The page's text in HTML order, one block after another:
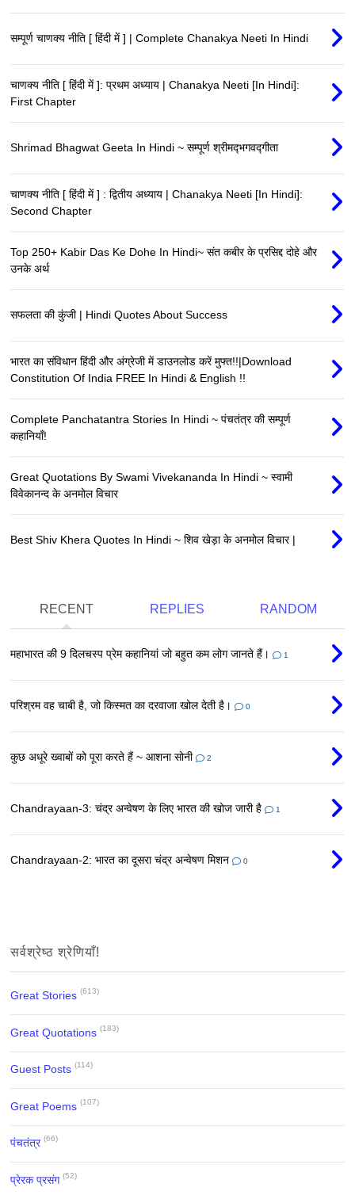
सम्पूर्ण चाणक्य नीति [ हिंदी में ] | Complete Chanakya Neeti In Hindi
चाणक्य नीति [ हिंदी में ]: प्रथम अध्याय | Chanakya Neeti [In Hindi]:
First Chapter
Shrimad Bhagwat Geeta In Hindi ~ सम्पूर्ण श्रीमद्‍भगवद्‍गीता
चाणक्य नीति [ हिंदी में ] : द्वितीय अध्याय | Chanakya Neeti [In Hindi]:
Second Chapter
Top 250+ Kabir Das Ke Dohe In Hindi~ संत कबीर के प्रसिद्द दोहे और
उनके अर्थ
सफलता की कुंजी | Hindi Quotes About Success
भारत का संविधान हिंदी और अंग्रेजी में डाउनलोड करें मुफ्त!!|Download
Constitution Of India FREE In Hindi & English !!
Complete Panchatantra Stories In Hindi ~ पंचतंत्र की सम्पूर्ण
कहानियाँ!
Great Quotations By Swami Vivekananda In Hindi ~ स्वामी
विवेकानन्द के अनमोल विचार
Best Shiv Khera Quotes In Hindi ~ शिव खेड़ा के अनमोल विचार |
RECENT REPLIES RANDOM
महाभारत की 9 दिलचस्प प्रेम कहानियां जो बहुत कम लोग जानते हैं। 1
परिश्रम वह चाबी है, जो किस्मत का दरवाजा खोल देती है। 0
कुछ अधूरे ख्वाबों को पूरा करते हैं ~ आशना सोनी 2
Chandrayaan-3: चंद्र अन्वेषण के लिए भारत की खोज जारी है 1
Chandrayaan-2: भारत का दूसरा चंद्र अन्वेषण मिशन 0
सर्वश्रेष्ठ श्रेणियाँ!
Great Stories (613)
Great Quotations (183)
Guest Posts (114)
Great Poems (107)
पंचतंत्र (66)
प्रेरक प्रसंग (52)